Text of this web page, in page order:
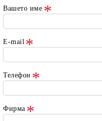
Вашето име
E-mail
Телефон
Фирма